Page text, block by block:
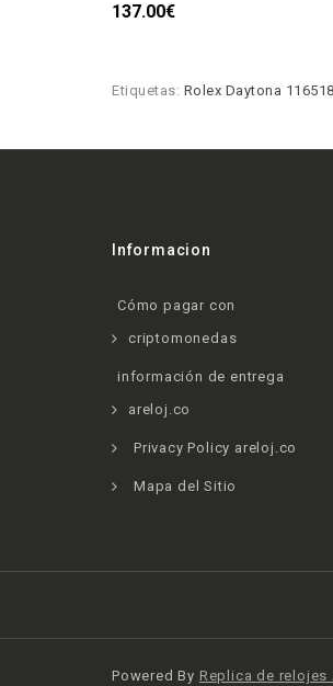
137.00€
Etiquetas: Rolex Daytona
Informacion
Cómo pagar con
criptomonedas
información de entrega
areloj.co
Privacy Policy areloj.co
Mapa del Sitio
Powered By Replica de relojes